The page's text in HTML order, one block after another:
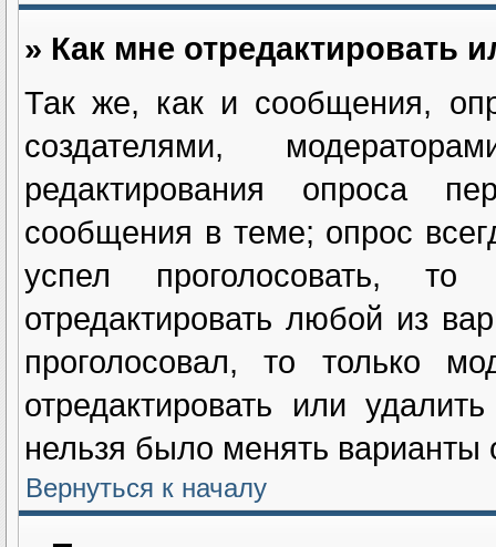
» Как мне отредактировать
Так же, как и сообщения,
создателями,
редактирования опроса
сообщения в теме; опрос
успел проголосовать,
отредактировать любой из
проголосовал, то только
отредактировать или
нельзя было менять варианты
Вернуться к началу